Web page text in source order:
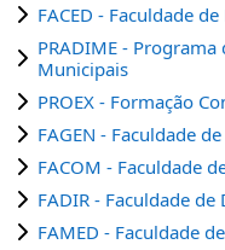
FACED - Faculdade
PRADIME -
Municipais
PROEX - Formação
FAGEN - Faculdade
FACOM - Faculdade
FADIR - Faculdade de
FAMED - Faculdade